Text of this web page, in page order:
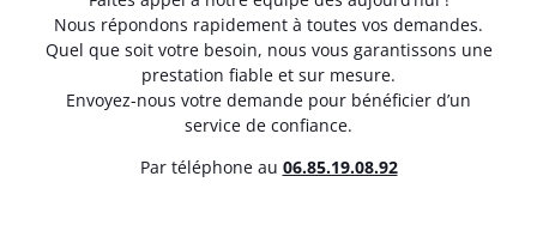
Nous répondons rapidement à toutes vos demandes.
Quel que soit votre besoin, nous vous garantissons une
prestation fiable et sur mesure.
Envoyez-nous votre demande pour bénéficier d’un
service de confiance.
Par téléphone au 06.85.19.08.92